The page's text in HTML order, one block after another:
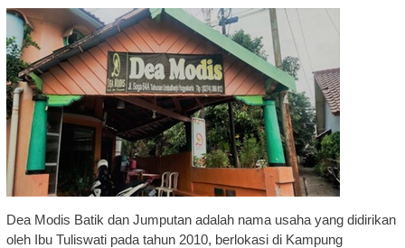
Dea Modis Batik dan Jumputan adalah nama usaha yang didirikan
oleh Ibu Tuliswati pada tahun 2010, berlokasi di Kampung